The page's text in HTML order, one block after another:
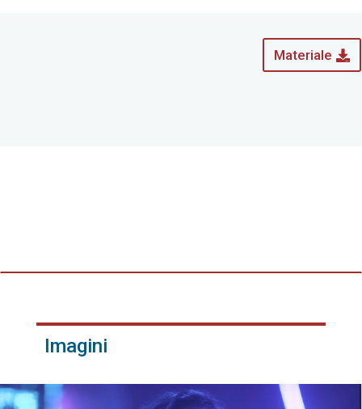
Materiale
Imagini